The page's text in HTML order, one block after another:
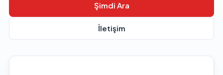
Şimdi Ara
İletişim